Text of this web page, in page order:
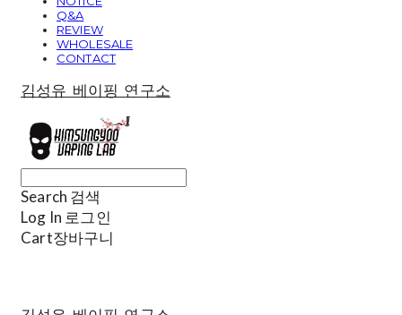
Q&A
REVIEW
WHOLESALE
CONTACT
김성유 베이핑 연구소
Search 검색
Log In 로그인
Cart장바구니